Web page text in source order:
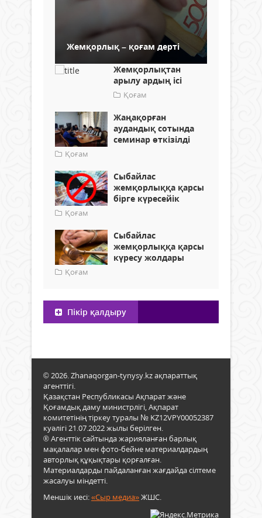
Жемқорлық – қоғам дерті
Жемқорлықтан
арылу ардың ісі
Қоғам
Жаңақорған
аудандық сотында
семинар өткізілді
Қоғам
Сыбайлас
жемқорлыққа қарсы
бірге күресейік
Қоғам
Сыбайлас
жемқорлыққа қарсы
күресу жолдары
Қоғам
Пікір қалдыру
© 2026. Zhanaqorgan-tynysy.kz ақпараттық
агенттігі.
Қазақстан Республикасы Ақпарат және
Қоғамдық даму министрлігі, Ақпарат
комитетінің тіркеу туралы № KZ12VPY00052387
куәлігі 21.07.2022 жылы берілген.
® Агенттік сайтында жарияланған барлық
мақалалар мен фото-бейне материалдардың
авторлық құқықтары қорғалған.
Материалдарды пайдаланған жағдайда сілтеме
жасалуы міндетті.
Меншік иесі:«Сыр медиа»ЖШС.